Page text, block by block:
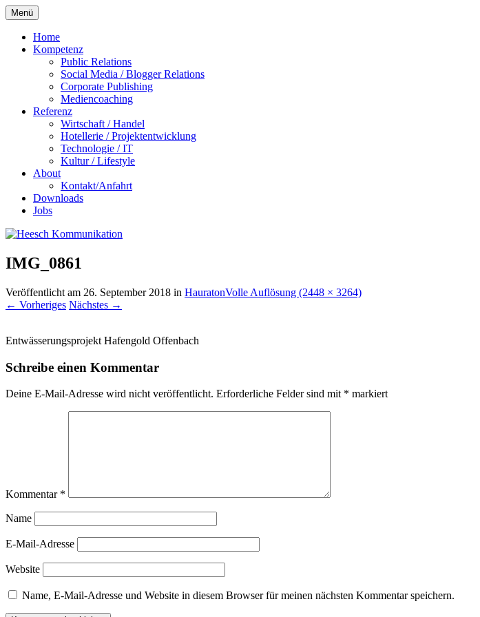
Menü Zum
Inhalt
springen
Home
Kompetenz
Public Relations
Social Media / Blogger Relations
Corporate Publishing
Mediencoaching
Referenz
Wirtschaft / Handel
Hotellerie / Projektentwicklung
Technologie / IT
Kultur / Lifestyle
About
Kontakt/Anfahrt
Downloads
Jobs
IMG_0861
Veröffentlicht am 26. September 2018 in HauratonVolle Auflösung (2448 × 3264)
← Vorheriges Nächstes →
Entwässerungsprojekt Hafengold Offenbach
Schreibe einen Kommentar
Deine E-Mail-Adresse wird nicht veröffentlicht. Erforderliche Felder sind mit * markiert
Kommentar *
Name
E-Mail-Adresse
Website
Name, E-Mail-Adresse und Website in diesem Browser für meinen nächsten Kommentar speichern.